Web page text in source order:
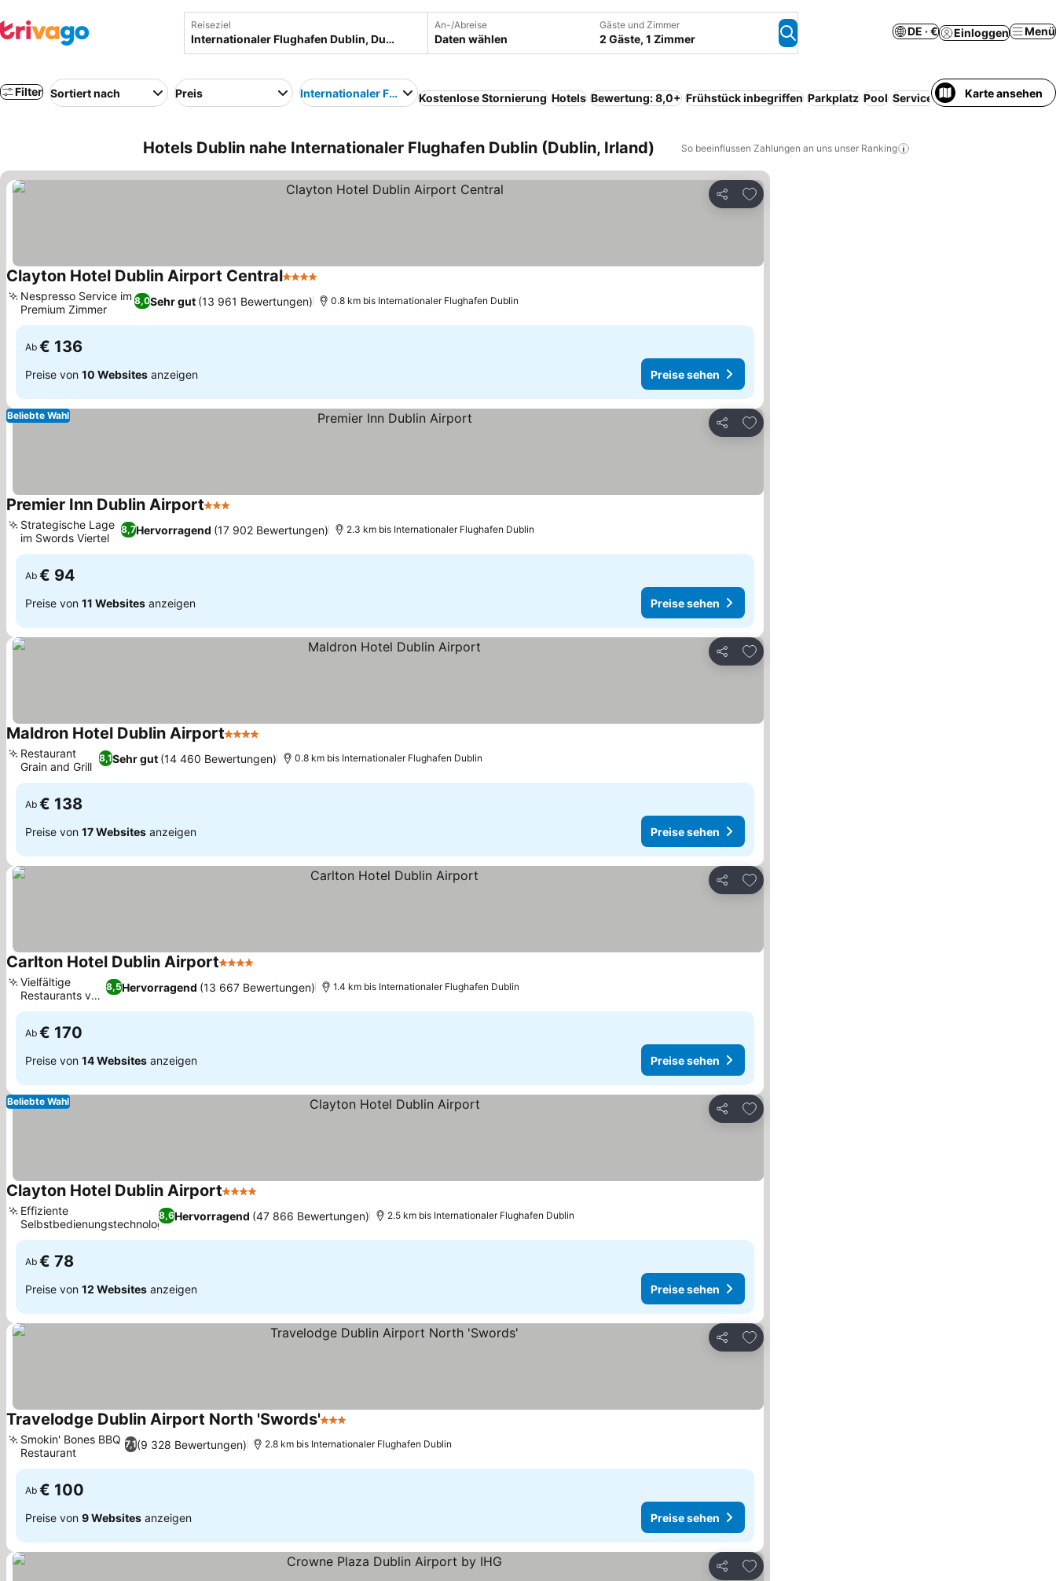
Reiseziel An-/Abreise
Daten wählen
Gäste und Zimmer
2 Gäste, 1 Zimmer
DE · € Einloggen Menü
Filter Sortiert nach Preis Internationaler Flughafen DublinKostenlose Stornierung Hotels Bewertung: 8,0+ Frühstück inbegriffen Parkplatz Pool Serviced apartment Bed &
Karte ansehen
Hotels Dublin nahe Internationaler Flughafen Dublin (Dublin, Irland) So beeinflussen Zahlungen an uns unser Ranking
Teilen
Zu Favoriten hinzufügen
Clayton Hotel Dublin Airport Central4 Sterne
8,0Sehr gut (13 961 Bewertungen)
Nespresso Service im
Premium Zimmer
0.8 km bis Internationaler Flughafen Dublin
Ab € 136
Preise von 10 Websites anzeigen Preise sehen
Teilen
Zu Favoriten hinzufügen
Beliebte Wahl
Premier Inn Dublin Airport3 Sterne
8,7Hervorragend (17 902 Bewertungen)
Strategische Lage
im Swords Viertel
2.3 km bis Internationaler Flughafen Dublin
Ab € 94
Preise von 11 Websites anzeigen Preise sehen
Teilen
Zu Favoriten hinzufügen
Maldron Hotel Dublin Airport4 Sterne
8,1Sehr gut (14 460 Bewertungen)
Restaurant
Grain and Grill
0.8 km bis Internationaler Flughafen Dublin
Ab € 138
Preise von 17 Websites anzeigen Preise sehen
Teilen
Zu Favoriten hinzufügen
Carlton Hotel Dublin Airport4 Sterne
8,5Hervorragend (13 667 Bewertungen)
Vielfältige
Restaurants vor
Ort
1.4 km bis Internationaler Flughafen Dublin
Ab € 170
Preise von 14 Websites anzeigen Preise sehen
Teilen
Zu Favoriten hinzufügen
Beliebte Wahl
Clayton Hotel Dublin Airport4 Sterne
8,6Hervorragend (47 866 Bewertungen)
Effiziente
Selbstbedienungstechnologie
2.5 km bis Internationaler Flughafen Dublin
Ab € 78
Preise von 12 Websites anzeigen Preise sehen
Teilen
Zu Favoriten hinzufügen
Travelodge Dublin Airport North 'Swords'3 Sterne
7,1(9 328 Bewertungen)
Smokin' Bones BBQ
Restaurant
2.8 km bis Internationaler Flughafen Dublin
Ab € 100
Preise von 9 Websites anzeigen Preise sehen
Teilen
Zu Favoriten hinzufügen